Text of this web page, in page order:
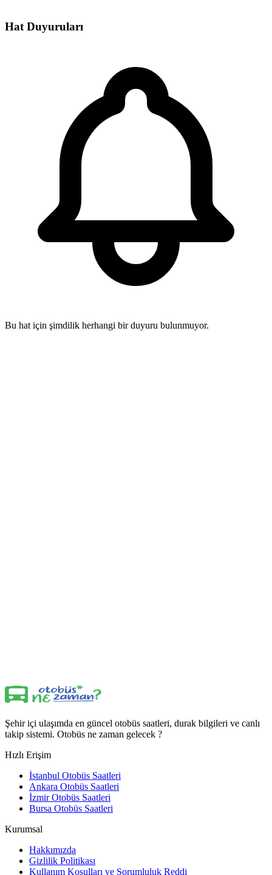
Hat Duyuruları
Bu hat için şimdilik herhangi bir duyuru bulunmuyor.
Şehir içi ulaşımda en güncel otobüs saatleri, durak bilgileri ve canlı
takip sistemi. Otobüs ne zaman gelecek ?
Hızlı Erişim
İstanbul Otobüs Saatleri
Ankara Otobüs Saatleri
İzmir Otobüs Saatleri
Bursa Otobüs Saatleri
Kurumsal
Hakkımızda
Gizlilik Politikası
Kullanım Koşulları ve Sorumluluk Reddi